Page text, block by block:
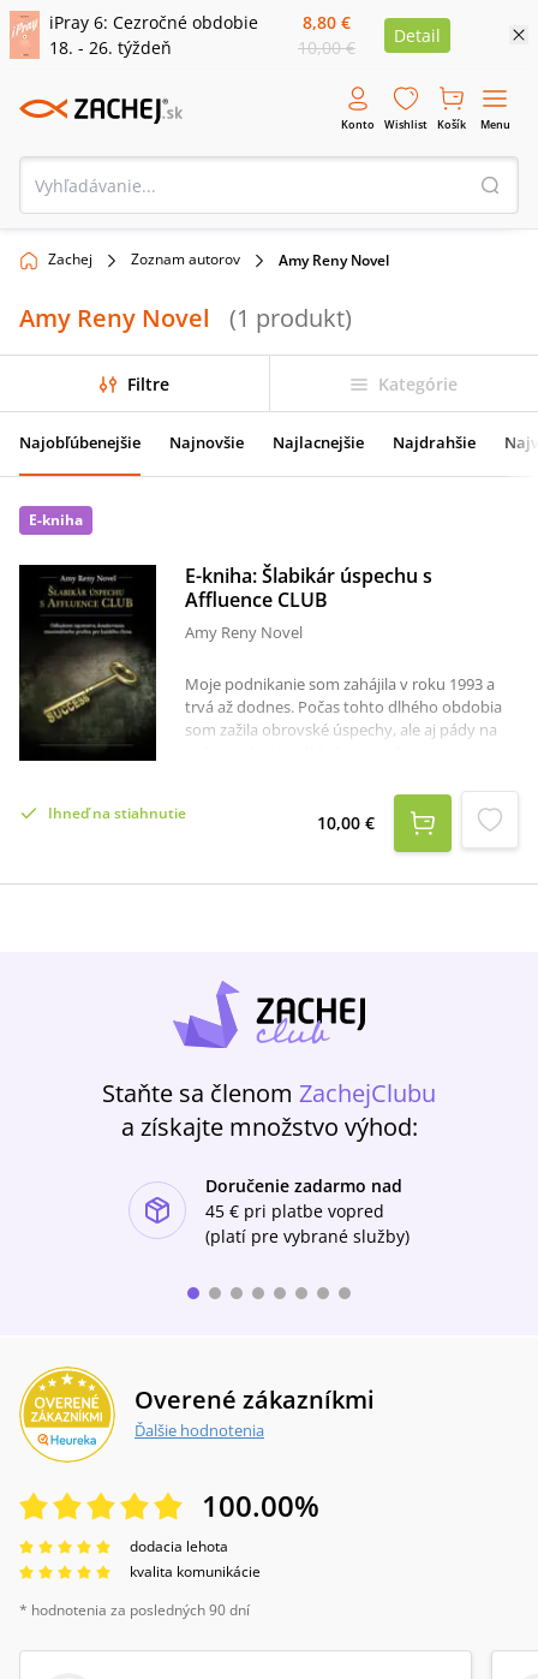
iPray 6: Cezročné obdobie
18. - 26. týždeň
8,80 €
10,00 €
Detail
Konto Wishlist Košík Menu
Zachej Zoznam autorov Amy Reny Novel
Amy Reny Novel (1 produkt)
Filtre Kategórie
Najobľúbenejšie Najnovšie Najlacnejšie Najdrahšie
E-kniha
E-kniha: Šlabikár úspechu s
Affluence CLUB
Amy Reny Novel
Moje podnikanie som zahájila v roku 1993 a
trvá až dodnes. Počas tohto dlhého obdobia
som zažila obrovské úspechy, ale aj pády na
nikdy porážke nepodľahla. Dnes som vďačná
osudu, že mi ukázal všetky životné stránky, z
ktorých som sa poučila a zároveň zistila kadiaľ
úspechu. Pokiaľ sa chcete aj vy dozvedieť ako
s príkladmi a detailným vysvetlením odhalí
tajomstvo dosahovania maximálneho profitu
z Affluence CLUB. Výrazným benefitom tejto
knihy je, že sa Affluence CLUB stane aj pre vás
finančného profitu prostredníctvom toho, že
sa aj s vami podelíme z celkového zisku z
predaja. Takže pokiaľ patríte aj vy k ľuďom,
zároveň sa radi naučia niečo nové, tak táto
kniha je rozhodne určená pre vás.
Ihneď na stiahnutie 10,00 €
Staňte sa členom ZachejClubu
a získajte množstvo výhod:
Doručenie zadarmo nad
45 € pri platbe vopred
(platí pre vybrané služby)
Overené zákazníkmi
Ďalšie hodnotenia
100.00%
dodacia lehota
kvalita komunikácie
* hodnotenia za posledných 90 dní